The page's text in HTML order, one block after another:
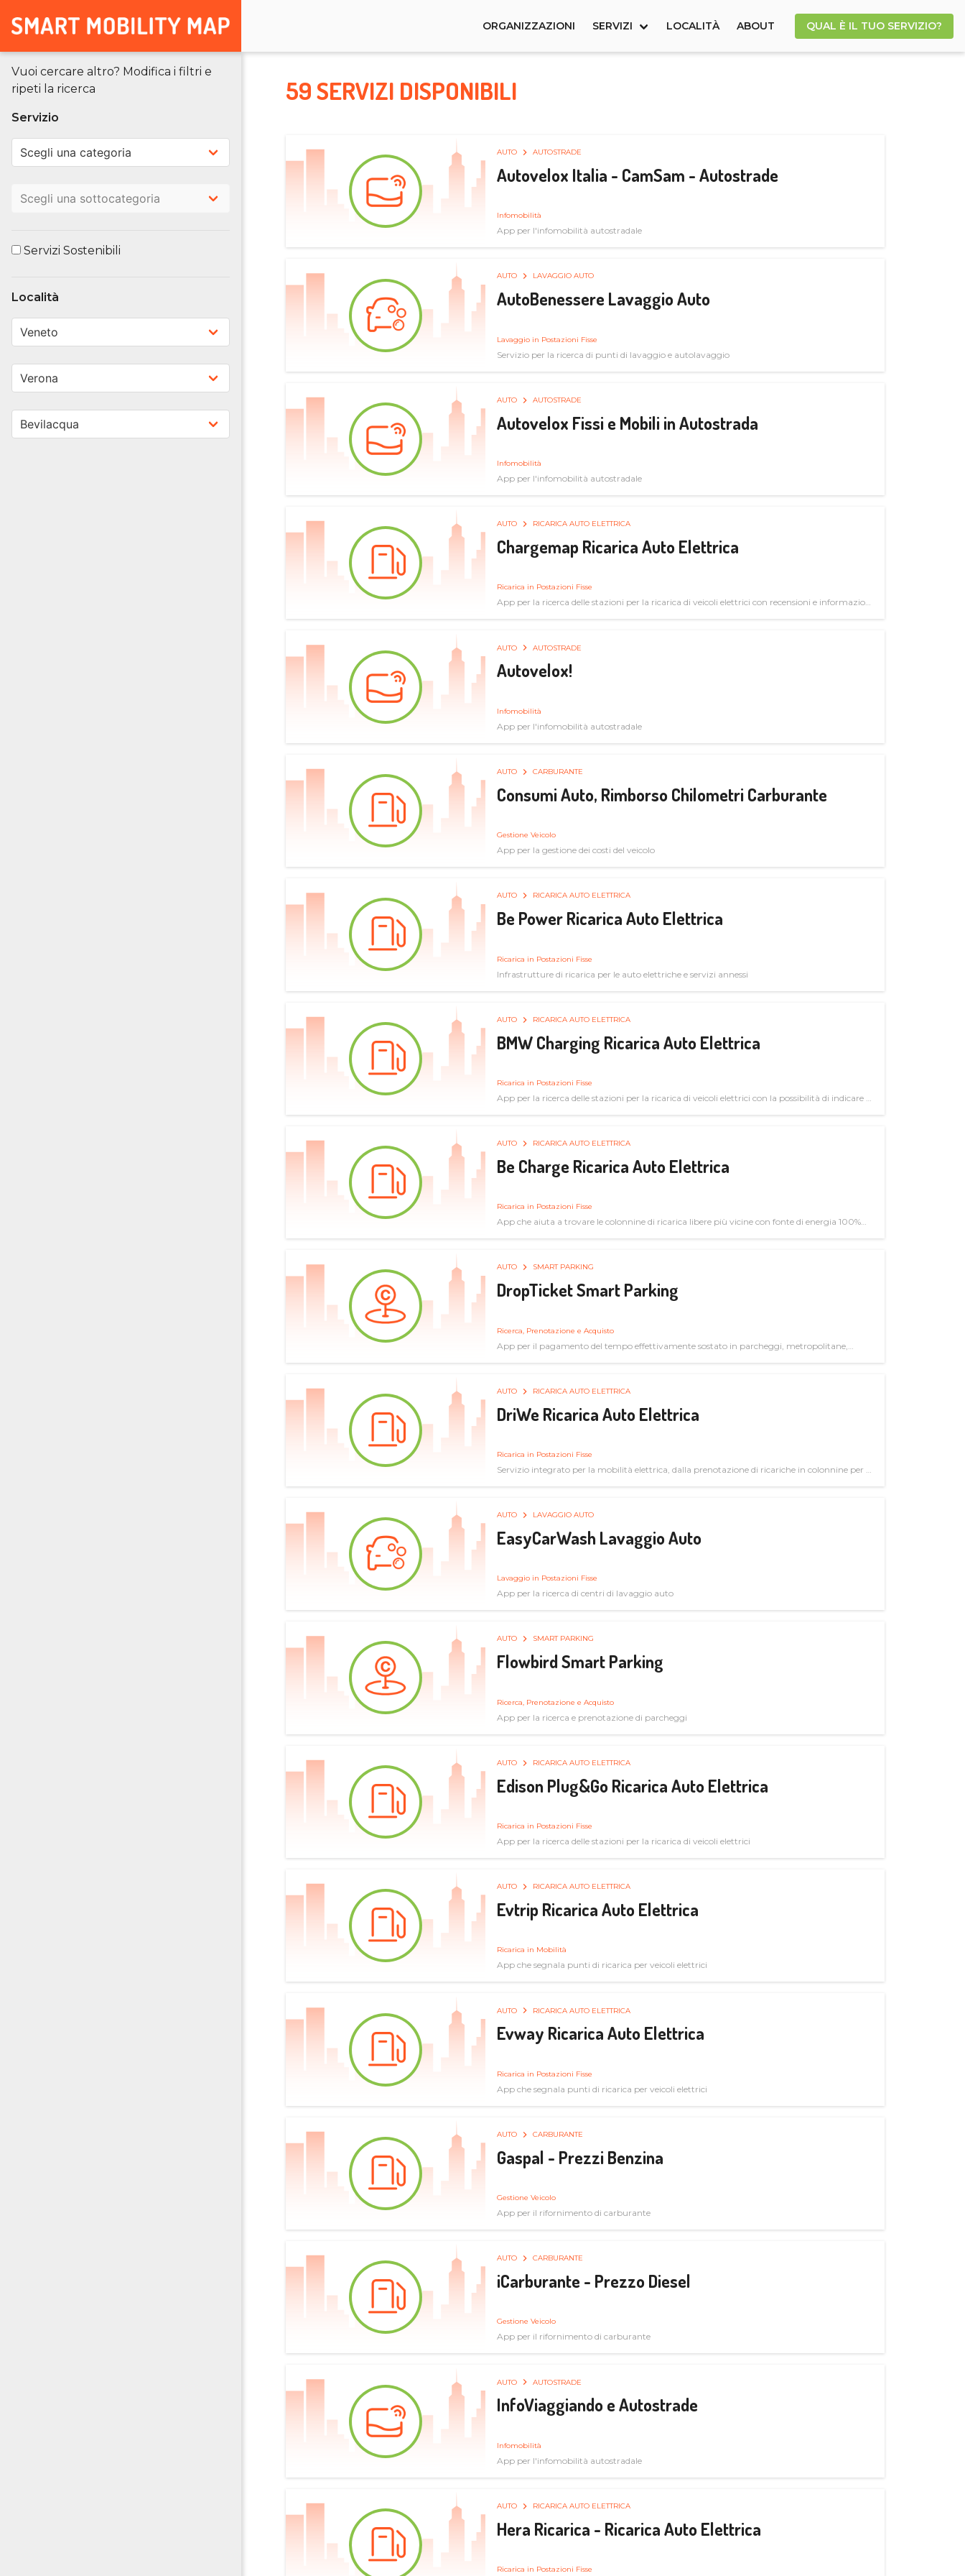
ORGANIZZAZIONI SERVIZI LOCALITÀ ABOUT QUAL È IL TUO SERVIZIO?
Vuoi cercare altro? Modifica i filtri e
ripeti la ricerca
Servizio
Servizi Sostenibili
Località
59 SERVIZI DISPONIBILI
AUTO AUTOSTRADE
Autovelox Italia - CamSam - Autostrade
Infomobilità
App per l'infomobilità autostradale
AUTO LAVAGGIO AUTO
AutoBenessere Lavaggio Auto
Lavaggio in Postazioni Fisse
Servizio per la ricerca di punti di lavaggio e autolavaggio
AUTO AUTOSTRADE
Autovelox Fissi e Mobili in Autostrada
Infomobilità
App per l'infomobilità autostradale
AUTO RICARICA AUTO ELETTRICA
Chargemap Ricarica Auto Elettrica
Ricarica in Postazioni Fisse
App per la ricerca delle stazioni per la ricarica di veicoli elettrici con recensioni e informazioni
AUTO AUTOSTRADE
Autovelox!
Infomobilità
App per l'infomobilità autostradale
AUTO CARBURANTE
Consumi Auto, Rimborso Chilometri Carburante
Gestione Veicolo
App per la gestione dei costi del veicolo
AUTO RICARICA AUTO ELETTRICA
Be Power Ricarica Auto Elettrica
Ricarica in Postazioni Fisse
Infrastrutture di ricarica per le auto elettriche e servizi annessi
AUTO RICARICA AUTO ELETTRICA
BMW Charging Ricarica Auto Elettrica
Ricarica in Postazioni Fisse
App per la ricerca delle stazioni per la ricarica di veicoli elettrici con la possibilità di indicare le
AUTO RICARICA AUTO ELETTRICA
Be Charge Ricarica Auto Elettrica
Ricarica in Postazioni Fisse
App che aiuta a trovare le colonnine di ricarica libere più vicine con fonte di energia 100%
AUTO SMART PARKING
DropTicket Smart Parking
Ricerca, Prenotazione e Acquisto
App per il pagamento del tempo effettivamente sostato in parcheggi, metropolitane,
AUTO RICARICA AUTO ELETTRICA
DriWe Ricarica Auto Elettrica
Ricarica in Postazioni Fisse
Servizio integrato per la mobilità elettrica, dalla prenotazione di ricariche in colonnine per il
AUTO LAVAGGIO AUTO
EasyCarWash Lavaggio Auto
Lavaggio in Postazioni Fisse
App per la ricerca di centri di lavaggio auto
AUTO SMART PARKING
Flowbird Smart Parking
Ricerca, Prenotazione e Acquisto
App per la ricerca e prenotazione di parcheggi
AUTO RICARICA AUTO ELETTRICA
Edison Plug&Go Ricarica Auto Elettrica
Ricarica in Postazioni Fisse
App per la ricerca delle stazioni per la ricarica di veicoli elettrici
AUTO RICARICA AUTO ELETTRICA
Evtrip Ricarica Auto Elettrica
Ricarica in Mobilità
App che segnala punti di ricarica per veicoli elettrici
AUTO RICARICA AUTO ELETTRICA
Evway Ricarica Auto Elettrica
Ricarica in Postazioni Fisse
App che segnala punti di ricarica per veicoli elettrici
AUTO CARBURANTE
Gaspal - Prezzi Benzina
Gestione Veicolo
App per il rifornimento di carburante
AUTO CARBURANTE
iCarburante - Prezzo Diesel
Gestione Veicolo
App per il rifornimento di carburante
AUTO AUTOSTRADE
InfoViaggiando e Autostrade
Infomobilità
App per l'infomobilità autostradale
AUTO RICARICA AUTO ELETTRICA
Hera Ricarica - Ricarica Auto Elettrica
Ricarica in Postazioni Fisse